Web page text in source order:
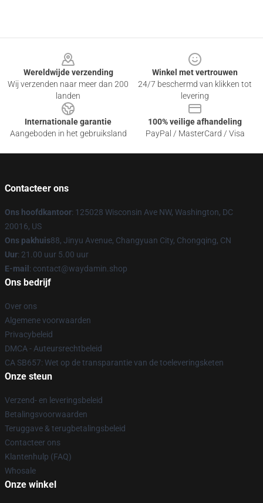
Wereldwijde verzending
Wij verzenden naar meer dan 200
landen
Winkel met vertrouwen
24/7 beschermd van klikken tot
levering
Internationale garantie
Aangeboden in het gebruiksland
100% veilige afhandeling
PayPal / MasterCard / Visa
Contacteer ons
Ons hoofdkantoor: 125028 Wisconsin Ave NW, Washington, DC
20016, US
Ons pakhuis88, Jinyu Avenue, Changyuan City, Chongqing, CN
Uur: 21.00 uur 5.00 uur
E-mail : contact@waydamin.shop
Ons bedrijf
Over ons
Algemene voorwaarden
Privacybeleid
DMCA - Auteursrechtbeleid
CA SB657: Wet op de transparantie van de toeleveringsketen
Onze steun
Verzend- en leveringsbeleid
Betalingsvoorwaarden
Teruggave & terugbetalingsbeleid
Contacteer ons
Klantenhulp (FAQ)
Whosale
Onze winkel